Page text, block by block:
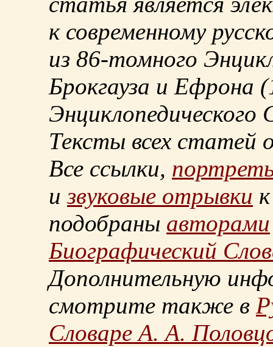
к современному
из 86-томного
Брокгауза и Ефрона
Энциклопедического
Тексты всех статей
Все ссылки,
извуковые отрывки
подобраны авторами
Биографический
Дополнительную
смотрите также в
Словаре А. А.